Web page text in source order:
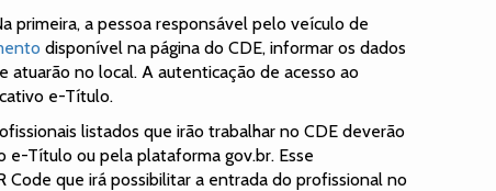
primeira, a pessoa responsável pelo veículo de
disponível na página do CDE, informar os dados
atuarão no local. A autenticação de acesso ao
e-Título.
listados que irão trabalhar no CDE deverão
e-Título ou pela plataforma gov.br. Esse
que irá possibilitar a entrada do profissional no